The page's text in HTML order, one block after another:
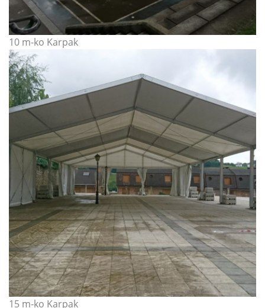
10 m-ko Karpak
15 m-ko Karpak